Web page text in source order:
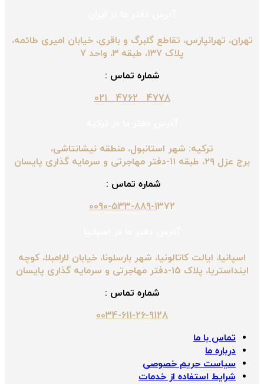
تهران، تهرانپارس، تقاطع گلبرگ و باقری، خیابان امیری طائمه،
پلاک ۱۳۷، طبقه ۳، واحد ۷
شماره تماس :
4778 4762 021
ترکیه: شهر استانبول، منطقه نیشانتاشی،
برج عزل ۲۹، طبقه ۱۱-دفتر مهاجرتی و سرمایه گذاری پایسان
شماره تماس :
0090-533-889-1372
اسپانیا، ایالت کاتالونیا، شهر بارسلونا، خیابان لارامبلا، کوچه
اینداستریا، پلاک 15-دفتر مهاجرتی و سرمایه گذاری پایسان
شماره تماس :
0034-611-26-9128
تماس با ما
درباره ما
سیاست حریم خصوصی
شرایط استفاده از خدمات